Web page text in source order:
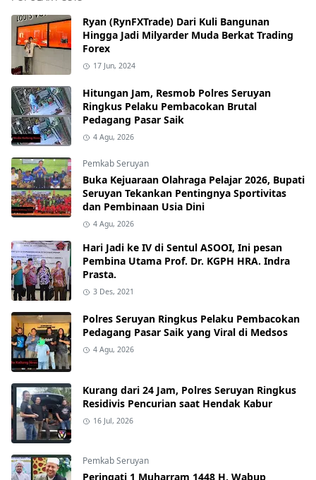
Ryan (RynFXTrade) Dari Kuli Bangunan
Hingga Jadi Milyarder Muda Berkat Trading
Forex
17 Jun, 2024
Hitungan Jam, Resmob Polres Seruyan
Ringkus Pelaku Pembacokan Brutal
Pedagang Pasar Saik
4 Agu, 2026
Pemkab Seruyan
Buka Kejuaraan Olahraga Pelajar 2026, Bupati
Seruyan Tekankan Pentingnya Sportivitas
dan Pembinaan Usia Dini
4 Agu, 2026
Hari Jadi ke IV di Sentul ASOOI, Ini pesan
Pembina Utama Prof. Dr. KGPH HRA. Indra
Prasta.
3 Des, 2021
Polres Seruyan Ringkus Pelaku Pembacokan
Pedagang Pasar Saik yang Viral di Medsos
4 Agu, 2026
Kurang dari 24 Jam, Polres Seruyan Ringkus
Residivis Pencurian saat Hendak Kabur
16 Jul, 2026
Pemkab Seruyan
Peringati 1 Muharram 1448 H, Wabup